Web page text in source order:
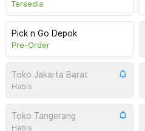
Tersedia
Pick n Go Depok
Pre-Order
Toko Jakarta Barat
Habis
Toko Tangerang
Habis